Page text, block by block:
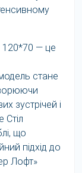
120*70 — це
стане
зустрічей і
Стіл
що
підхід до
Лофт»